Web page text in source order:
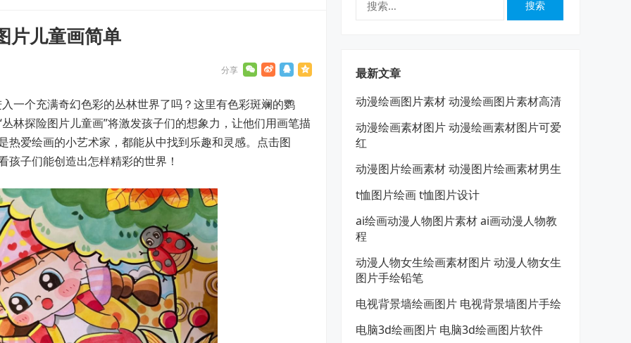
片儿童画简单
一个充满奇幻色彩的丛林世界了吗？这里有色彩斑斓的鹦
林探险图片儿童画”将激发孩子们的想象力，让他们用画笔描
爱绘画的小艺术家，都能从中找到乐趣和灵感。点击图
子们能创造出怎样精彩的世界！
最新文章
动漫绘画图片素材 动漫绘画图片素材高清
动漫绘画素材图片 动漫绘画素材图片可爱
红
动漫图片绘画素材 动漫图片绘画素材男生
t恤图片绘画 t恤图片设计
ai绘画动漫人物图片素材 ai画动漫人物教
程
动漫人物女生绘画素材图片 动漫人物女生
图片手绘铅笔
电视背景墙绘画图片 电视背景墙图片手绘
电脑3d绘画图片 电脑3d绘画图片软件